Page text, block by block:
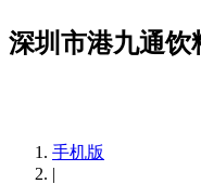
深圳市港九通
手机版
|